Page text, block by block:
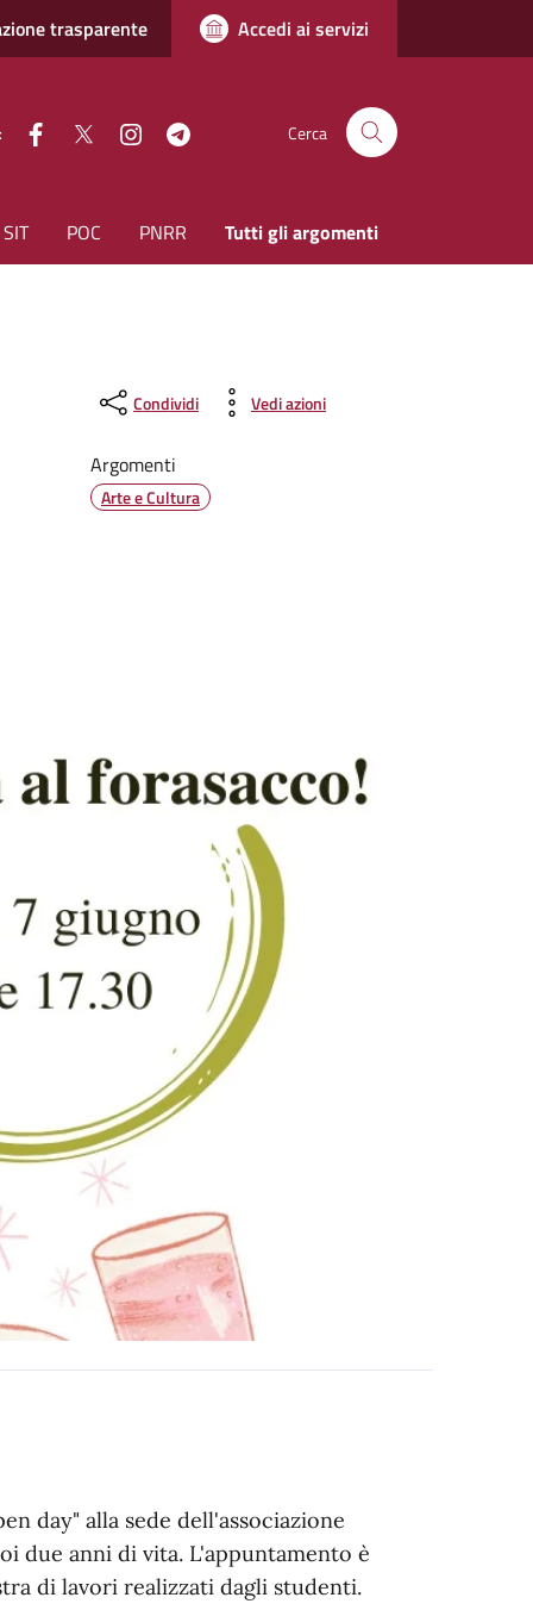
trasparente Accedi ai servizi
facebook
Twitter instagram Cerca
SIT POC PNRR Tutti gli argomenti
Condividi Vedi azioni
Argomenti
Arte e Cultura
day" alla sede dell'associazione
due anni di vita. L'appuntamento è
di lavori realizzati dagli studenti.